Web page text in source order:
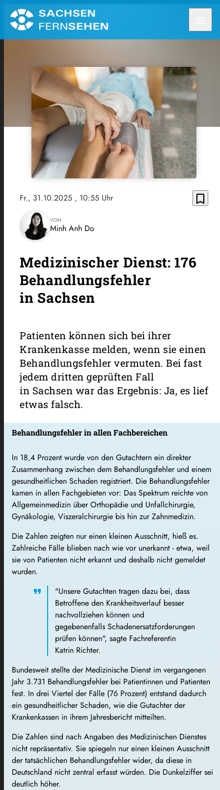
Fr., 31.10.2025 , 10:55 Uhr bookmark_border
VON
Minh Anh Do
Medizinischer Dienst: 176
Behandlungsfehler
in Sachsen
Patienten können sich bei ihrer
Krankenkasse melden, wenn sie einen
Behandlungsfehler vermuten. Bei fast
jedem dritten geprüften Fall
in Sachsen war das Ergebnis: Ja, es lief
etwas falsch.
Behandlungsfehler in allen Fachbereichen
In 18,4 Prozent wurde von den Gutachtern ein direkter
Zusammenhang zwischen dem Behandlungsfehler und einem
gesundheitlichen Schaden registriert. Die Behandlungsfehler
kamen in allen Fachgebieten vor: Das Spektrum reichte von
Allgemeinmedizin über Orthopädie und Unfallchirurgie,
Gynäkologie, Viszeralchirurgie bis hin zur Zahnmedizin.
Die Zahlen zeigten nur einen kleinen Ausschnitt, hieß es.
Zahlreiche Fälle blieben nach wie vor unerkannt - etwa, weil
sie von Patienten nicht erkannt und deshalb nicht gemeldet
wurden.
"Unsere Gutachten tragen dazu bei, dass
Betroffene den Krankheitsverlauf besser
nachvollziehen können und
gegebenenfalls Schadenersatzforderungen
prüfen können", sagte Fachreferentin
Katrin Richter.
Bundesweit stellte der Medizinische Dienst im vergangenen
Jahr 3.731 Behandlungsfehler bei Patientinnen und Patienten
fest. In drei Viertel der Fälle (76 Prozent) entstand dadurch
ein gesundheitlicher Schaden, wie die Gutachter der
Krankenkassen in ihrem Jahresbericht mitteilten.
Die Zahlen sind nach Angaben des Medizinischen Dienstes
nicht repräsentativ. Sie spiegeln nur einen kleinen Ausschnitt
der tatsächlichen Behandlungsfehler wider, da diese in
Deutschland nicht zentral erfasst würden. Die Dunkelziffer sei
deutlich höher.